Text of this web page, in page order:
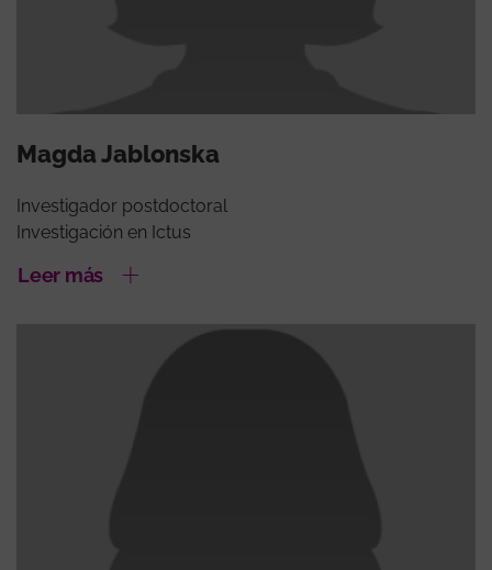
Magda Jablonska
Investigador postdoctoral
Investigación en Ictus
Leer más